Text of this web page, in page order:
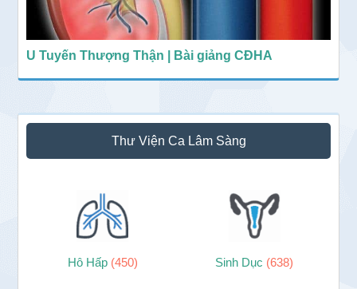
U Tuyến Thượng Thận | Bài giảng CĐHA
Thư Viện Ca Lâm Sàng
Hô Hấp (450) Sinh Dục (638)